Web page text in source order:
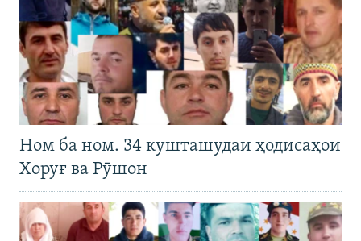
Ном ба ном. 34 кушташудаи ҳодисаҳои
Хоруғ ва Рӯшон